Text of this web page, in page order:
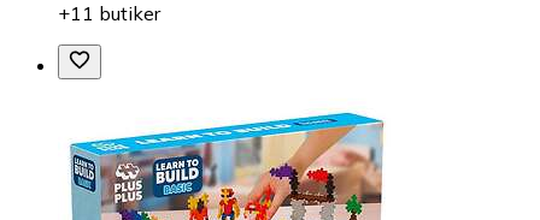
+11 butiker